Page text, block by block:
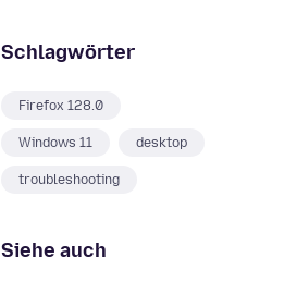
Schlagwörter
Firefox 128.0
Windows 11 desktop
troubleshooting
Siehe auch